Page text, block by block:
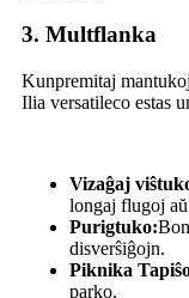
3. Multflanka
Kunpremitaj
Ilia versatileco estas
Vizaĝaj
longaj flugoj
Purigtuko:
disverŝiĝojn.
Piknika
parko.